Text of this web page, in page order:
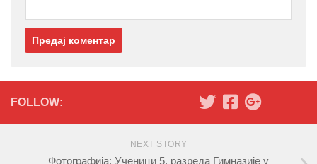
FOLLOW:
NEXT STORY
Фотографија: Ученици 5. разреда Гимназије у